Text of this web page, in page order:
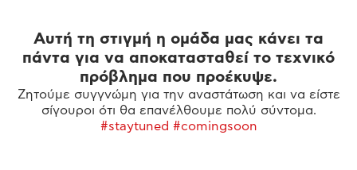
Αυτή τη στιγμή η ομάδα μας κάνει τα
πάντα για να αποκατασταθεί το τεχνικό
πρόβλημα που προέκυψε.
Ζητούμε συγγνώμη για την αναστάτωση και να είστε
σίγουροι ότι θα επανέλθουμε πολύ σύντομα.
#staytuned #comingsoon